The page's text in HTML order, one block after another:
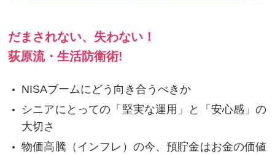
だまされない、失わない！
荻原流・生活防衛術!
NISAブームにどう向き合うべきか
シニアにとっての「堅実な運用」と「安心感」の
大切さ
物価高騰（インフレ）の今、預貯金はお金の価値